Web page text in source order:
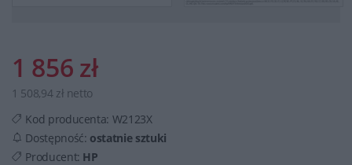
1 856 zł
1 508,94 zł netto
Kod producenta: W2123X
Dostępność: ostatnie sztuki
Producent: HP